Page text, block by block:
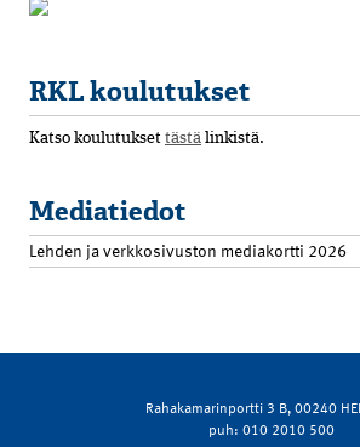
RKL koulutukset
Katso koulutukset tästä linkistä.
Mediatiedot
Lehden ja verkkosivuston mediakortti 2026
Rahakamarinportti 3 B, 00240
puh: 010 2010 500